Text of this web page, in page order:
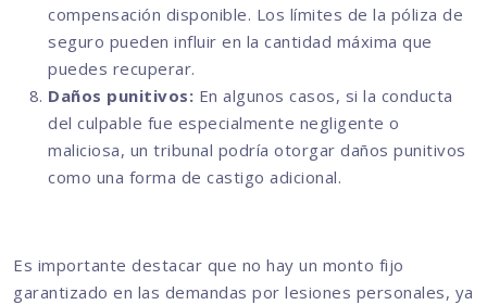
compensación disponible. Los límites de la póliza de
seguro pueden influir en la cantidad máxima que
puedes recuperar.
Daños punitivos: En algunos casos, si la conducta
del culpable fue especialmente negligente o
maliciosa, un tribunal podría otorgar daños punitivos
como una forma de castigo adicional.
Es importante destacar que no hay un monto fijo
garantizado en las demandas por lesiones personales, ya